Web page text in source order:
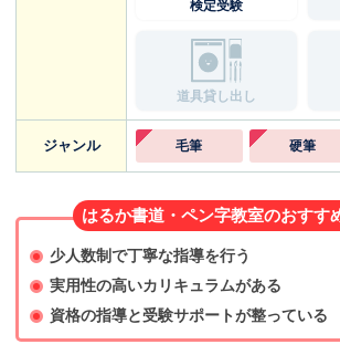
検定受験
道具貸し出し
ジャンル 毛筆 硬筆
はるか書道・ペン字教室のおすす
少人数制で丁寧な指導を行う
実用性の高いカリキュラムがある
資格の指導と受験サポートが整っている